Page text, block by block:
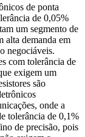
de ponta
de 0,05%
um segmento de
alta demanda em
negociáveis.
com tolerância de
exigem um
são
onde a
tolerância de 0,1%
de precisão, pois